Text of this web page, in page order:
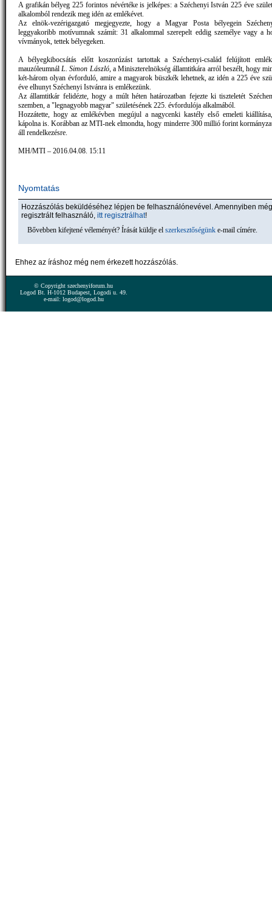
A grafikán bélyeg 225 forintos névértéke is jelképes: a Széchenyi István 225 éve
alkalomból rendezik meg idén az emlékévet.
Az elnök-vezérigazgató megjegyezte, hogy a Magyar Posta bélyegein
leggyakoribb motívumnak számít: 31 alkalommal szerepelt eddig személye vagy a
vívmányok, tettek bélyegeken.
A bélyegkibocsátás előtt koszorúzást tartottak a Széchenyi-család felújított
mauzóleumnálL. Simon László, a Miniszterelnökség államtitkára arról beszélt, hogy
két-három olyan évforduló, amire a magyarok büszkék lehetnek, az idén a 225 éve
éve elhunyt Széchenyi Istvánra is emlékezünk.
Az államtitkár felidézte, hogy a múlt héten határozatban fejezte ki tiszteletét
szemben, a "legnagyobb magyar" születésének 225. évfordulója alkalmából.
Hozzátette, hogy az emlékévben megújul a nagycenki kastély első emeleti
kápolna is. Korábban az MTI-nek elmondta, hogy minderre 300 millió forint
áll rendelkezésre.
MH/MTI – 2016.04.08. 15:11
Nyomtatás
Hozzászólás beküldéséhez lépjen be felhasználónevével. Amennyiben
regisztrált felhasználó, itt regisztrálhat!
Bővebben kifejtené véleményét? Írását küldje el szerkesztőségünk e-mail címére.
Ehhez az íráshoz még nem érkezett hozzászólás.
© Copyright szechenyiforum.hu
Logod Bt. H-1012 Budapest, Logodi u. 49.
e-mail: logod@logod.hu